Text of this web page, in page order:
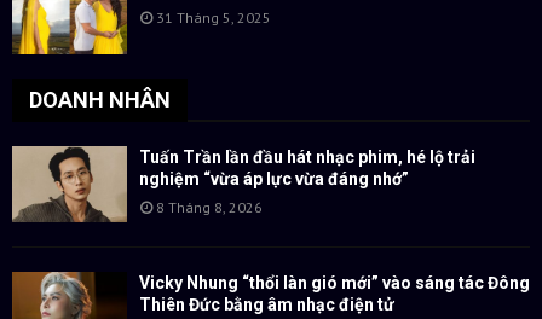
31 Tháng 5, 2025
DOANH NHÂN
Tuấn Trần lần đầu hát nhạc phim, hé lộ trải
nghiệm “vừa áp lực vừa đáng nhớ”
8 Tháng 8, 2026
Vicky Nhung “thổi làn gió mới” vào sáng tác Đông
Thiên Đức bằng âm nhạc điện tử